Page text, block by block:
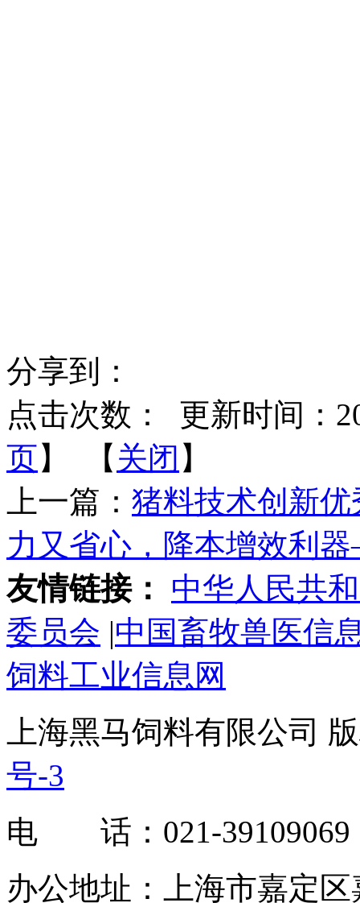
分享到：
点击次数：
更新时间：
页】 【 关闭 】
上一篇： 猪料技术创新优
力又省心，降本增效利
友情链接：
中华人民共
委员会 |中国畜牧兽医信
饲料工业信息网
上海黑马饲料有限公司
号-3
电 话：021-39109069
办公地址：上海市嘉定